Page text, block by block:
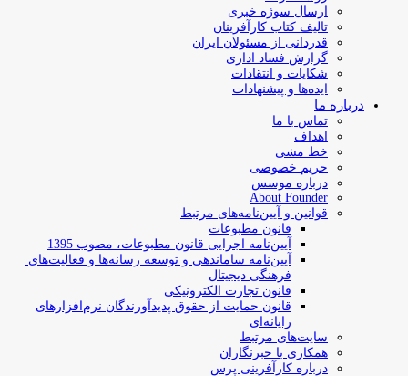
ارسال سوژه‌ خبری
تالیف کتاب کارآفرینان
قدردانی از مسئولان ایران
گزارش فساد اداری
شکایات و انتقادات
ایده‌ها و پیشنهادات
درباره ما
تماس با ما
اهداف
خط مشی
حریم خصوصی
درباره موسس
About Founder
قوانین و آیین‌نامه‌های مرتبط
‌قانون مطبوعات
آیین‌نامه اجرایی قانون مطبوعات، مصوب 1395
آیین‌نامه سامان­دهی و توسعه رسانه­‌ها و فعالیت‌­های
فرهنگی دیجیتال
قانون تجارت الکترونیکی
قانون حمایت از حقوق پدیدآورندگان نرم‌افزارهای
رایانه‌ای
سایت‌های مرتبط
همکاری با خبرنگاران
درباره کارآفرینی پرس